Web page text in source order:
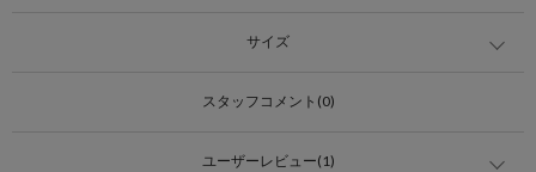
サイズ
スタッフコメント(0)
ユーザーレビュー(1)